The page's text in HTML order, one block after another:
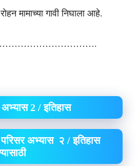
मामाच्या गावी निघाला आहे.
2 / इतिहास
अभ्यास २ / इतिहास